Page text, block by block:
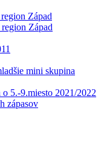
Západ
Západ
mini skupina
5.-9.miesto 2021/2022
zápasov